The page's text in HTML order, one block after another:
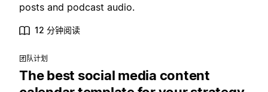
posts and podcast audio.
12 分钟阅读
团队计划
The best social media content